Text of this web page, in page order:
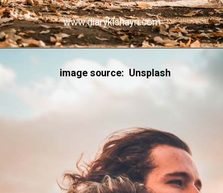
www.diarykishayri.com
image source: Unsplash